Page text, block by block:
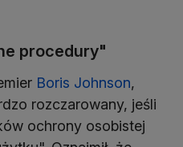
procedury"
Boris Johnson,
rozczarowany, jeśli
ochrony osobistej